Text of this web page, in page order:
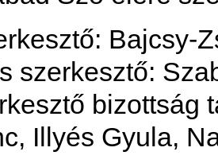
Bajcsy-
szerkesztő:
bizottság
Illyés Gyula,